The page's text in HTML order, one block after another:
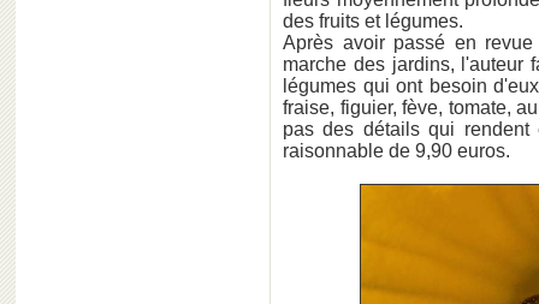
des fruits et légumes.
Après avoir passé en
marche des jardins, l'auteur
légumes qui ont besoin
fraise, figuier, fève, tomate,
pas des détails qui
raisonnable de 9,90 euros.